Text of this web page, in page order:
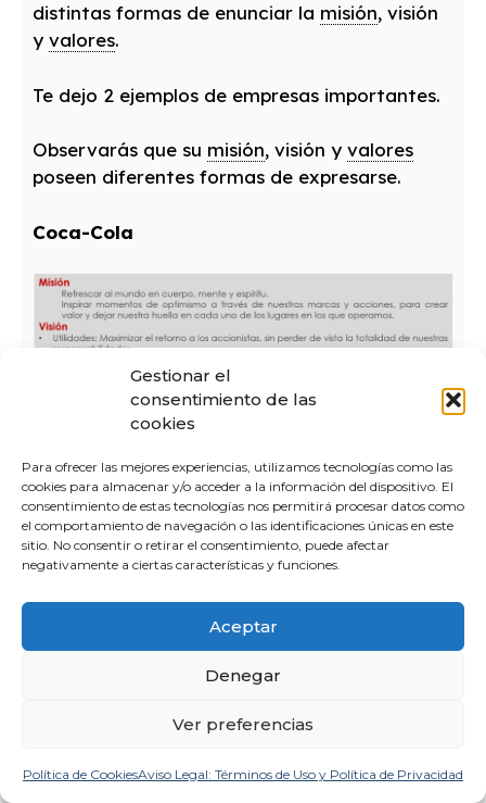
Gestionar el
consentimiento de las
cookies
Para ofrecer las mejores experiencias, utilizamos tecnologías como las
cookies para almacenar y/o acceder a la información del dispositivo. El
consentimiento de estas tecnologías nos permitirá procesar datos como
el comportamiento de navegación o las identificaciones únicas en este
sitio. No consentir o retirar el consentimiento, puede afectar
negativamente a ciertas características y funciones.
Aceptar
Denegar
Ver preferencias
Política de CookiesAviso Legal: Términos de Uso y Política de Privacidad
distintas formas de enunciar la misión, visión
y valores.
Te dejo 2 ejemplos de empresas importantes.
Observarás que su misión, visión y valores
poseen diferentes formas de expresarse.
Coca-Cola